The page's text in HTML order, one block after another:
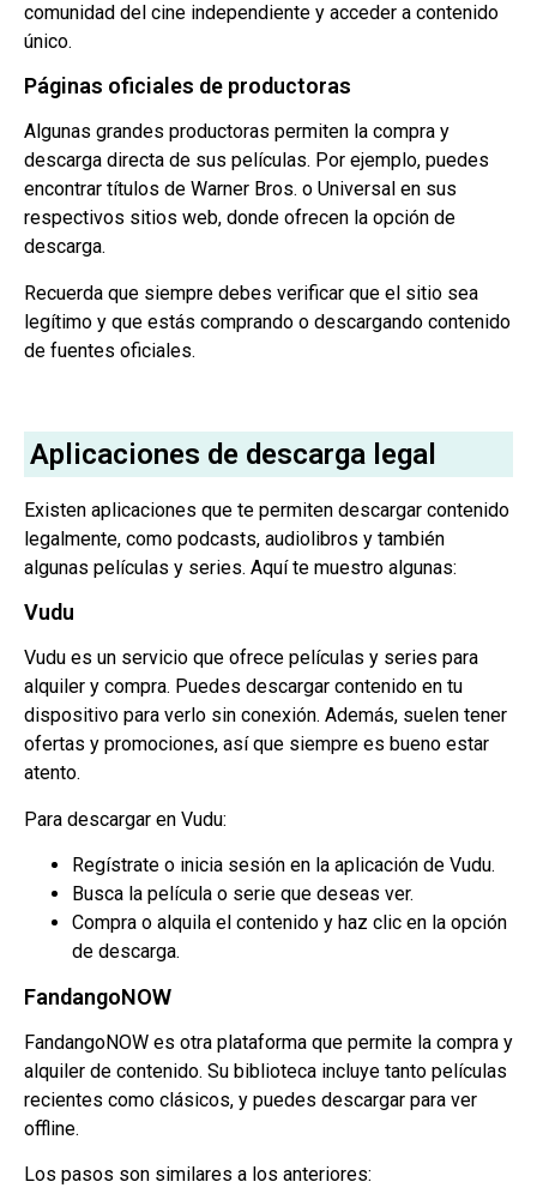
comunidad del cine independiente y acceder a contenido
único.
Páginas oficiales de productoras
Algunas grandes productoras permiten la compra y
descarga directa de sus películas. Por ejemplo, puedes
encontrar títulos de Warner Bros. o Universal en sus
respectivos sitios web, donde ofrecen la opción de
descarga.
Recuerda que siempre debes verificar que el sitio sea
legítimo y que estás comprando o descargando contenido
de fuentes oficiales.
Aplicaciones de descarga legal
Existen aplicaciones que te permiten descargar contenido
legalmente, como podcasts, audiolibros y también
algunas películas y series. Aquí te muestro algunas:
Vudu
Vudu es un servicio que ofrece películas y series para
alquiler y compra. Puedes descargar contenido en tu
dispositivo para verlo sin conexión. Además, suelen tener
ofertas y promociones, así que siempre es bueno estar
atento.
Para descargar en Vudu:
Regístrate o inicia sesión en la aplicación de Vudu.
Busca la película o serie que deseas ver.
Compra o alquila el contenido y haz clic en la opción
de descarga.
FandangoNOW
FandangoNOW es otra plataforma que permite la compra y
alquiler de contenido. Su biblioteca incluye tanto películas
recientes como clásicos, y puedes descargar para ver
offline.
Los pasos son similares a los anteriores: